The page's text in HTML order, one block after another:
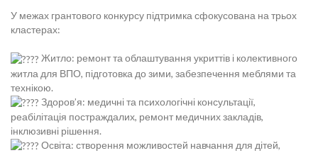
У межах грантового конкурсу підтримка сфокусована на трьох
кластерах:
Житло: ремонт та облаштування укриттів і колективного
житла для ВПО, підготовка до зими, забезпечення меблями та
технікою.
Здоров’я: медичні та психологічні консультації,
реабілітація постраждалих, ремонт медичних закладів,
інклюзивні рішення.
Освіта: створення можливостей навчання для дітей,